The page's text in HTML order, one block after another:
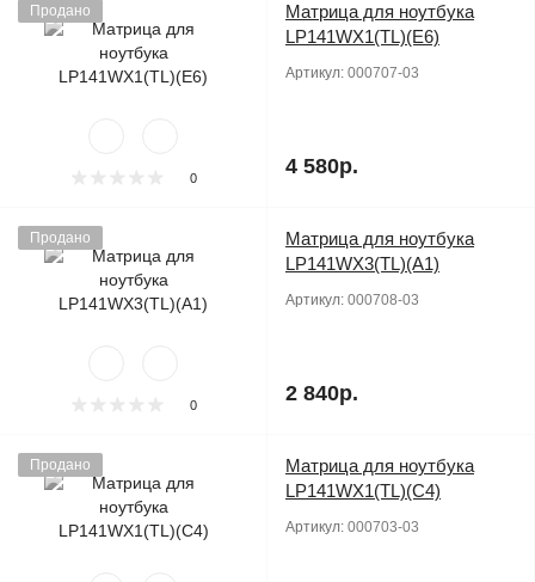
Продано
0
Матрица для ноутбука
LP141WX1(TL)(E6)
Артикул: 000707-03
4 580р.
Продано
0
Матрица для ноутбука
LP141WX3(TL)(A1)
Артикул: 000708-03
2 840р.
Продано
Матрица для ноутбука
LP141WX1(TL)(C4)
Артикул: 000703-03